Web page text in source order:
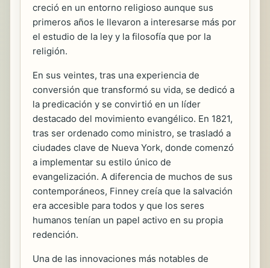
creció en un entorno religioso aunque sus
primeros años le llevaron a interesarse más por
el estudio de la ley y la filosofía que por la
religión.
En sus veintes, tras una experiencia de
conversión que transformó su vida, se dedicó a
la predicación y se convirtió en un líder
destacado del movimiento evangélico. En 1821,
tras ser ordenado como ministro, se trasladó a
ciudades clave de Nueva York, donde comenzó
a implementar su estilo único de
evangelización. A diferencia de muchos de sus
contemporáneos, Finney creía que la salvación
era accesible para todos y que los seres
humanos tenían un papel activo en su propia
redención.
Una de las innovaciones más notables de